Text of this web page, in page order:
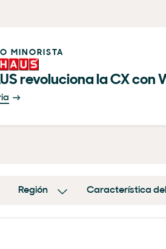
MINORISTA
revoluciona la CX con
Región Característica